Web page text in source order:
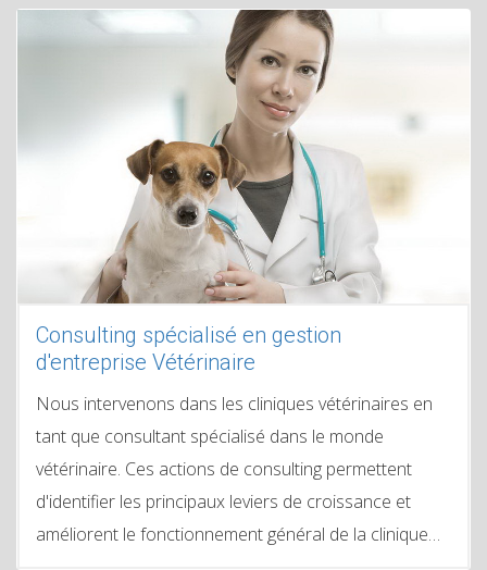
Consulting spécialisé en gestion
d'entreprise Vétérinaire
Nous intervenons dans les cliniques vétérinaires en
tant que consultant spécialisé dans le monde
vétérinaire. Ces actions de consulting permettent
d'identifier les principaux leviers de croissance et
améliorent le fonctionnement général de la clinique…